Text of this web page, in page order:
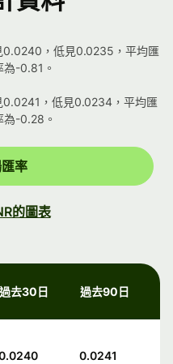
0.0240，低見0.0235，平均匯
-0.81。
0.0241，低見0.0234，平均匯
為-0.28。
率
的圖表
過去30日 過去90日
0.0241